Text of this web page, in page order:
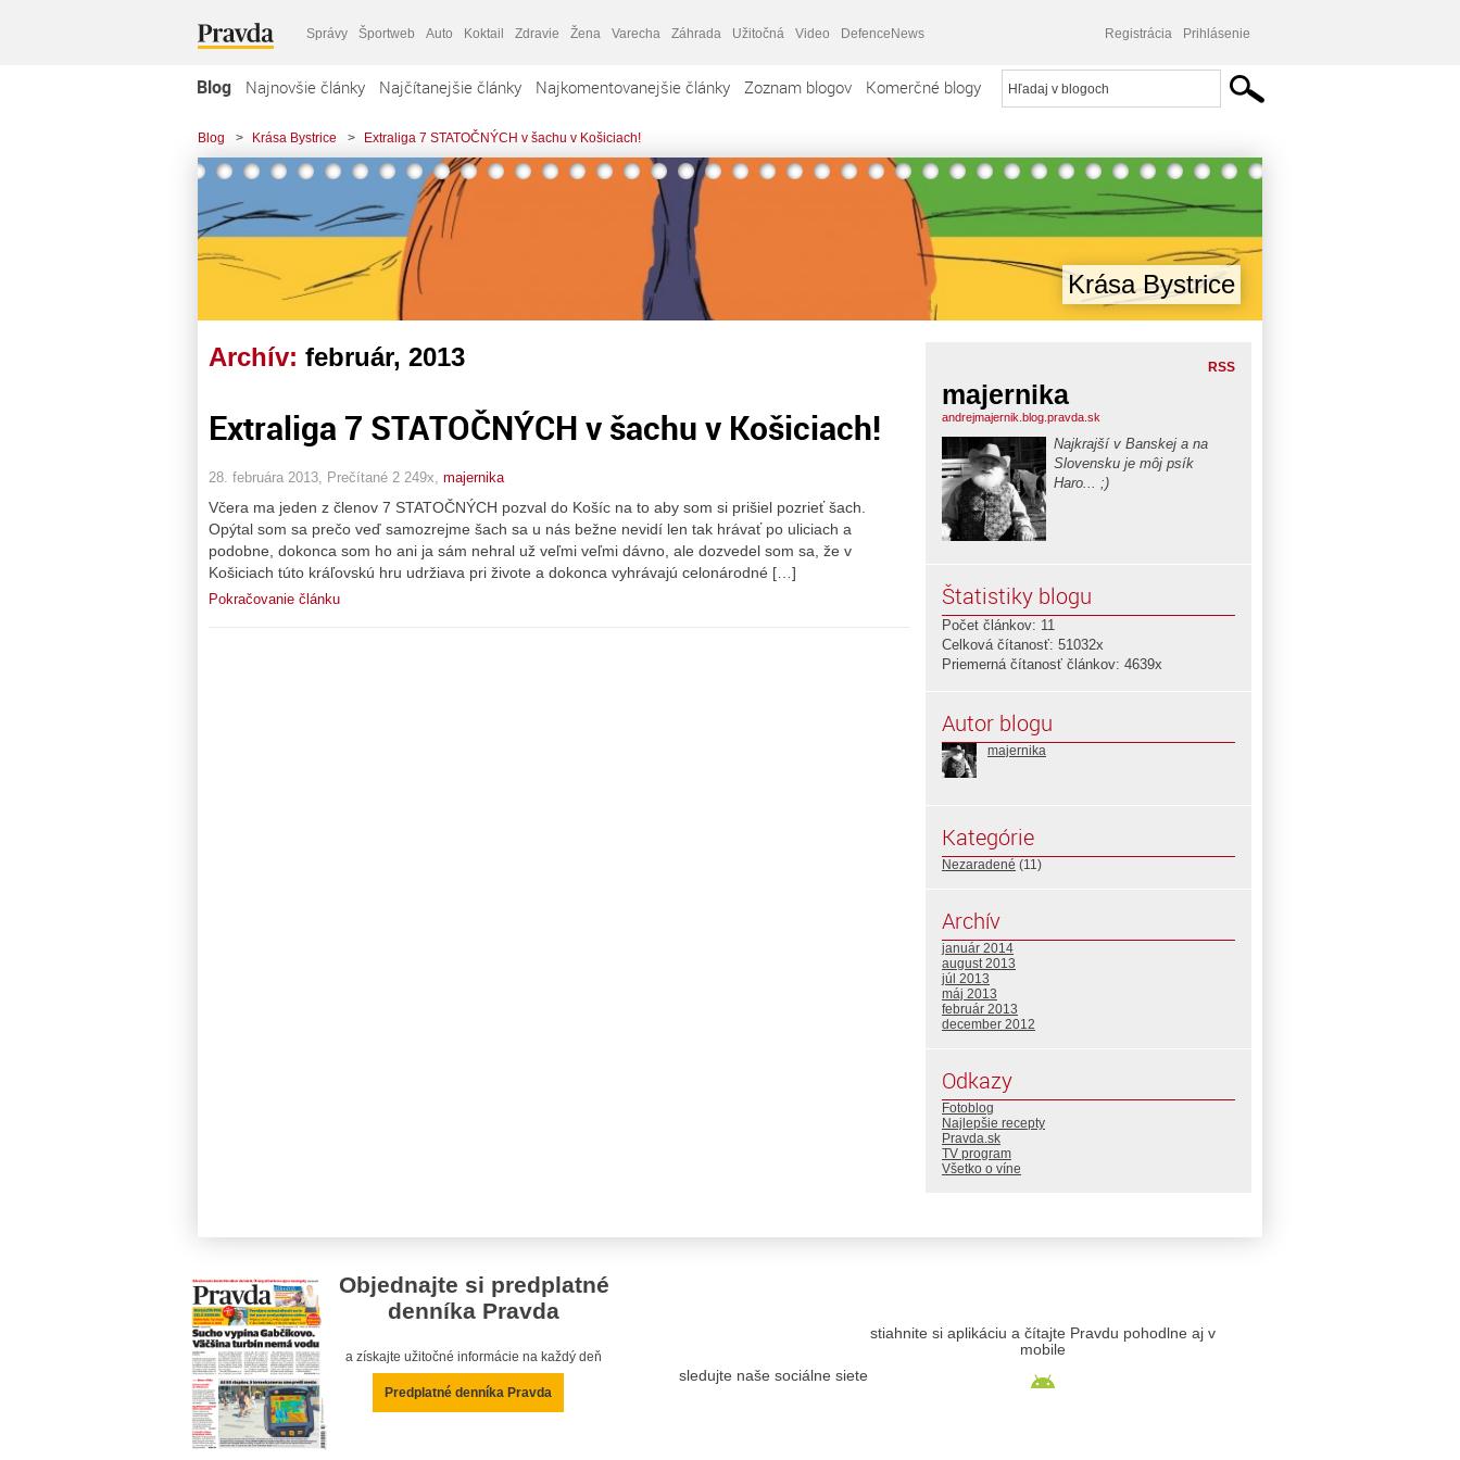
Správy Športweb Auto Koktail Zdravie Žena Varecha Záhrada Užitočná Video DefenceNews Registrácia Prihlásenie
Blog Najnovšie články Najčítanejšie články Najkomentovanejšie články Zoznam blogov Komerčné blogy
Blog > Krása Bystrice > Extraliga 7 STATOČNÝCH v šachu v Košiciach!
Krása Bystrice
Archív: február, 2013
Extraliga 7 STATOČNÝCH v šachu v Košiciach!
28. februára 2013, Prečítané 2 249x, majernika
Včera ma jeden z členov 7 STATOČNÝCH pozval do Košíc na to aby som si prišiel pozrieť šach.
Opýtal som sa prečo veď samozrejme šach sa u nás bežne nevidí len tak hrávať po uliciach a
podobne, dokonca som ho ani ja sám nehral už veľmi veľmi dávno, ale dozvedel som sa, že v
Košiciach túto kráľovskú hru udržiava pri živote a dokonca vyhrávajú celonárodné […]
Pokračovanie článku
RSS
majernika
andrejmajernik.blog.pravda.sk
Najkrajší v Banskej a na
Slovensku je môj psík
Haro... ;)
Štatistiky blogu
Počet článkov: 11
Celková čítanosť: 51032x
Priemerná čítanosť článkov: 4639x
Autor blogu
majernika
Kategórie
Nezaradené (11)
Archív
január 2014
august 2013
júl 2013
máj 2013
február 2013
december 2012
Odkazy
Fotoblog
Najlepšie recepty
Pravda.sk
TV program
Všetko o víne
Objednajte si predplatné
denníka Pravda
a získajte užitočné informácie na každý deň
Predplatné denníka Pravda
sledujte naše sociálne siete
stiahnite si aplikáciu a čítajte Pravdu pohodlne aj v
mobile